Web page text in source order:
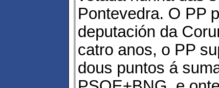
Pontevedra. O PP
deputación da
catro anos, o PP
dous puntos á